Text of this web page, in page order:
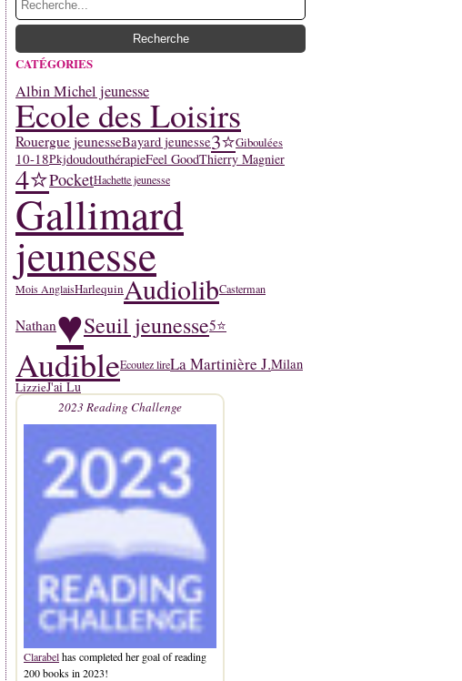
CATÉGORIES
Albin Michel jeunesse
Ecole des Loisirs
Rouergue jeunesseBayard jeunesse3⭐Giboulées
10-18PkjdoudouthérapieFeel GoodThierry Magnier
4⭐PocketHachette jeunesse
Gallimard
jeunesse
Mois AnglaisHarlequinAudiolibCasterman
Nathan♥Seuil jeunesse5⭐
AudibleEcoutez lireLa Martinière J.Milan
LizzieJ'ai Lu
2023 Reading Challenge
Clarabelhas completed her goal of reading
200 books in 2023!